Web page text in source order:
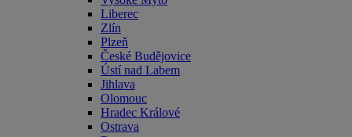
Liberec
Zlín
Plzeň
České Budějovice
Ústí nad Labem
Jihlava
Olomouc
Hradec Králové
Ostrava